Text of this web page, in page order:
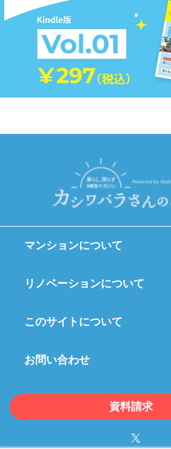
マンションについて
リノベーションについて
このサイトについて
お問い合わせ
資料請求